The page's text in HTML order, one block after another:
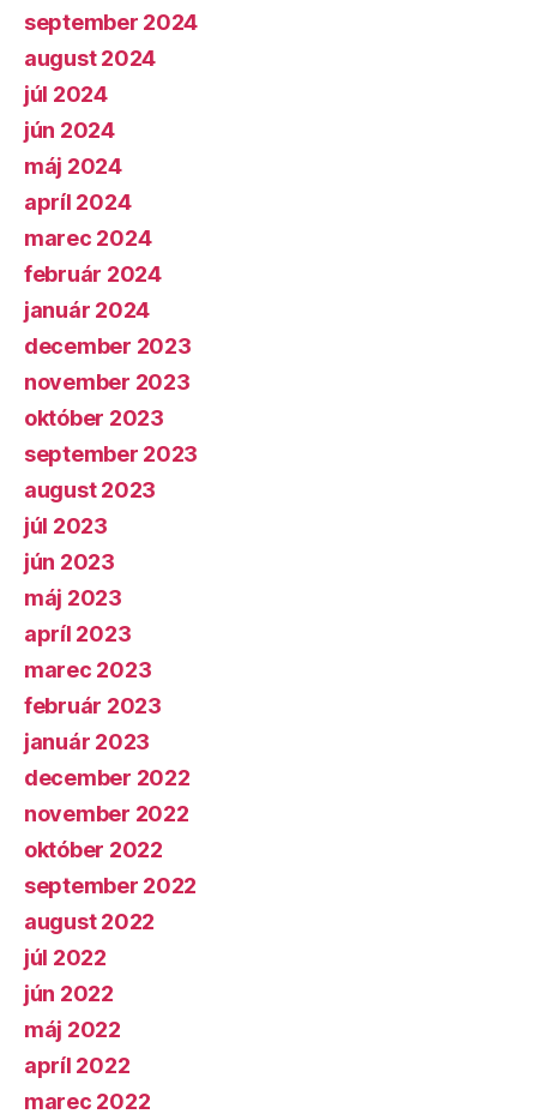
september 2024
august 2024
júl 2024
jún 2024
máj 2024
apríl 2024
marec 2024
február 2024
január 2024
december 2023
november 2023
október 2023
september 2023
august 2023
júl 2023
jún 2023
máj 2023
apríl 2023
marec 2023
február 2023
január 2023
december 2022
november 2022
október 2022
september 2022
august 2022
júl 2022
jún 2022
máj 2022
apríl 2022
marec 2022